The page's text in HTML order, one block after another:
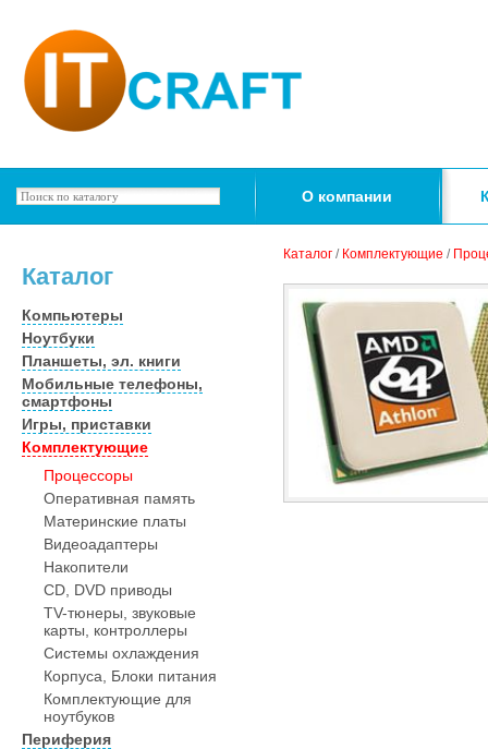
О компании
Каталог
Компьютеры
Ноутбуки
Планшеты, эл. книги
Мобильные телефоны,
смартфоны
Игры, приставки
Комплектующие
Процессоры
Оперативная память
Материнские платы
Видеоадаптеры
Накопители
CD, DVD приводы
TV-тюнеры, звуковые
карты, контроллеры
Системы охлаждения
Корпуса, Блоки питания
Комплектующие для
ноутбуков
Периферия
Каталог / Комплектующие /